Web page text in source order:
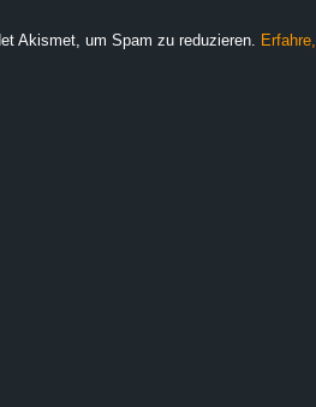
Akismet, um Spam zu reduzieren.